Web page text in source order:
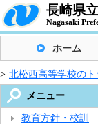
長崎県
Nagasaki
ホーム
> 北松西高等学校の
メニュー
教育方針・校訓